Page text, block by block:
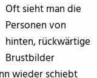
Oft sieht man die
Personen von
hinten, rückwärtige
Brustbilder
wieder schiebt